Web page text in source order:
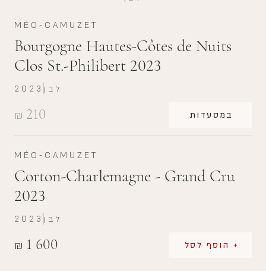
MÉO-CAMUZET
Bourgogne Hautes-Côtes de Nuits
Clos St.-Philibert 2023
₪ 210 במסעדות
2023 לבן
MÉO-CAMUZET
Corton-Charlemagne - Grand Cru
2023
₪ 1 600 + הוסף לסל
2023 לבן